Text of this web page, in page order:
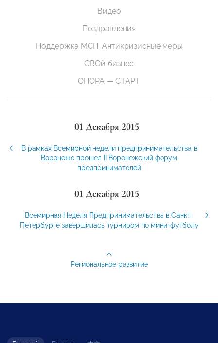
Видео
Поздравления
Поддержка МСП. Антикризисные меры
СВОй бизнес
ОПОРА — СТАРТ
01 Декабря 2015
В рамках Всемирной недели предпринимательства в
Воронеже прошел II Воронежский форум
предпринимателей
01 Декабря 2015
Всемирная Неделя Предпринимательства в Санкт-
Петербурге завершилась турниром по мини-футболу
Региональное развитие